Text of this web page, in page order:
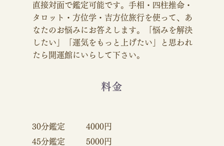
直接対面で鑑定可能です。手相・四柱推命・
タロット・方位学・吉方位旅行を使って、あ
なたのお悩みにお答えします。「悩みを解決
したい」「運気をもっと上げたい」と思われ
たら開運館にいらして下さい。
料金
30分鑑定
4000円
45分鑑定
5000円